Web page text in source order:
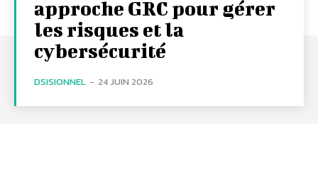
approche GRC pour gérer
les risques et la
cybersécurité
DSISIONNEL - 24 JUIN 2026